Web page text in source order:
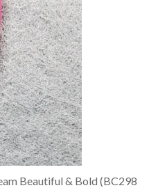
Beautiful & Bold (BC298